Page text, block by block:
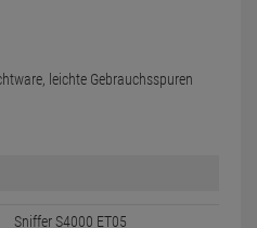
leichte Gebrauchsspuren
Sniffer S4000 ET05